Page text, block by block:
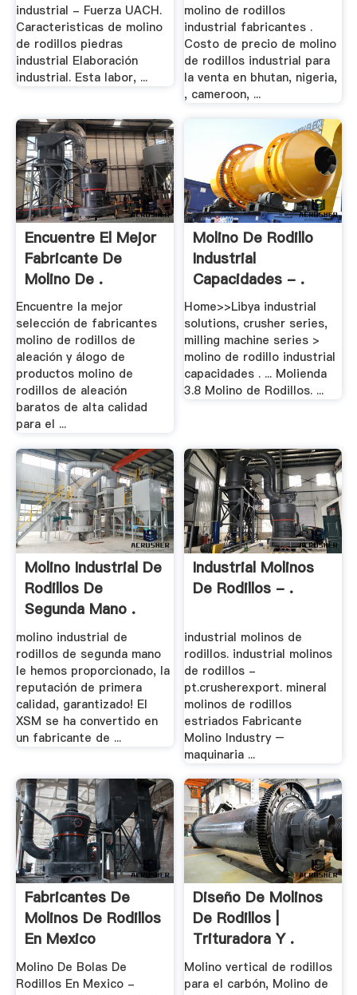
industrial - Fuerza UACH.
Caracteristicas de molino
de rodillos piedras
industrial Elaboración
industrial. Esta labor, ...
molino de rodillos
industrial fabricantes .
Costo de precio de molino
de rodillos industrial para
la venta en bhutan, nigeria,
, cameroon, ...
Encuentre El Mejor
Fabricante De
Molino De .
Encuentre la mejor
selección de fabricantes
molino de rodillos de
aleación y álogo de
productos molino de
rodillos de aleación
baratos de alta calidad
para el ...
Molino De Rodillo
Industrial
Capacidades - .
Home>>Libya industrial
solutions, crusher series,
milling machine series >
molino de rodillo industrial
capacidades . ... Molienda
3.8 Molino de Rodillos. ...
Molino Industrial De
Rodillos De
Segunda Mano .
molino industrial de
rodillos de segunda mano
le hemos proporcionado, la
reputación de primera
calidad, garantizado! El
XSM se ha convertido en
un fabricante de ...
Industrial Molinos
De Rodillos - .
industrial molinos de
rodillos. industrial molinos
de rodillos -
pt.crusherexport. mineral
molinos de rodillos
estriados Fabricante
Molino Industry –
maquinaria ...
Fabricantes De
Molinos De Rodillos
En Mexico
Molino De Bolas De
Rodillos En Mexico -
Diseño De Molinos
De Rodillos |
Trituradora Y .
Molino vertical de rodillos
para el carbón, Molino de